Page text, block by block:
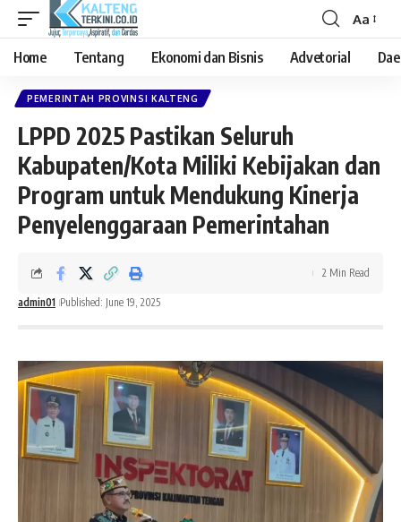
Font
Resizer
Aa
Home Tentang Ekonomi dan Bisnis Advetorial
PEMERINTAH PROVINSI KALTENG
LPPD 2025 Pastikan Seluruh
Kabupaten/Kota Miliki Kebijakan dan
Program untuk Mendukung Kinerja
Penyelenggaraan Pemerintahan
admin01 Published: June 19, 2025
2 Min Read